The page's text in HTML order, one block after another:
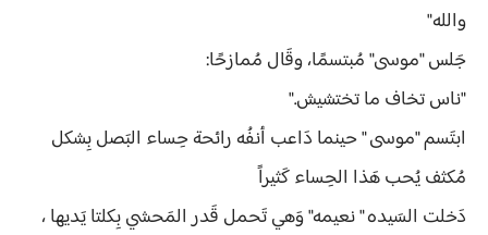
والله"
جَلس "موسى" مُبتسمًا، وقَال مُمازحًا:
"ناس تخاف ما تختشيش."
ابتَسم "موسى " حينما دَاعب أنفُه رائحة حِساء البَصل بِشكل
مُكثف يُحب هَذا الحِساء كَثيراً
دَخلت السَيده " نعيمه" وَهي تَحمل قَدر المَحشي بِكلتا يَديها ،